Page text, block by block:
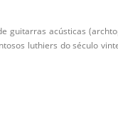
guitarras acústicas
luthiers do século